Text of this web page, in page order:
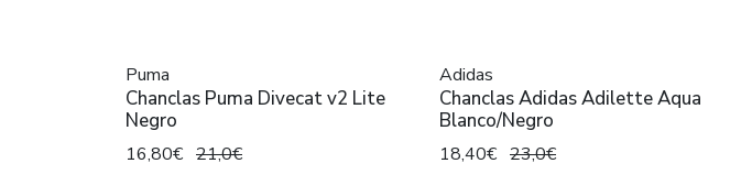
Puma
Chanclas Puma Divecat v2 Lite
Negro
16,80€ 21,0€
Adidas
Chanclas Adidas Adilette Aqua
Blanco/Negro
18,40€ 23,0€